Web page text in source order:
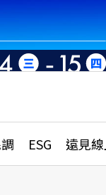
組・洞見
ESG 遠見
攻略
全解析